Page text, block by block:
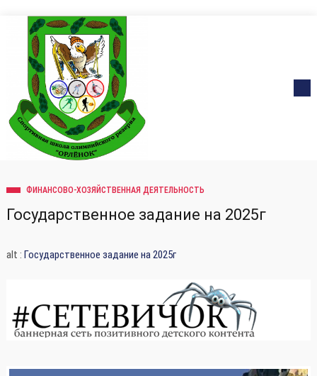
ФИНАНСОВО-ХОЗЯЙСТВЕННАЯ ДЕЯТЕЛЬНОСТЬ
Государственное задание на 2025г
alt : Государственное задание на 2025г